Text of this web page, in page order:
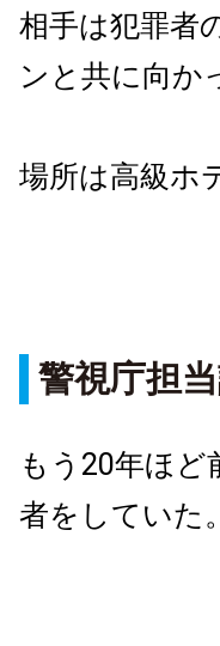
相手は犯罪者
ンと共に向か
場所は高級ホ
警視庁担
もう20年ほど
者をしていた